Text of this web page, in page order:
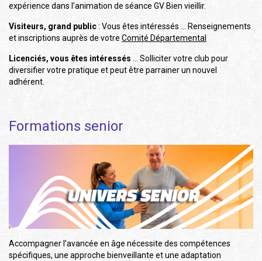
expérience dans l’animation de séance GV Bien vieillir.
Visiteurs, grand public: Vous êtes intéressés … Renseignements
et inscriptions auprès de votre Comité Départemental
Licenciés, vous êtes intéressés … Solliciter votre club pour
diversifier votre pratique et peut être parrainer un nouvel
adhérent.
Formations senior
Accompagner l’avancée en âge nécessite des compétences
spécifiques, une approche bienveillante et une adaptation